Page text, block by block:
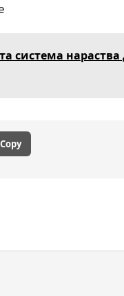
система
Copy